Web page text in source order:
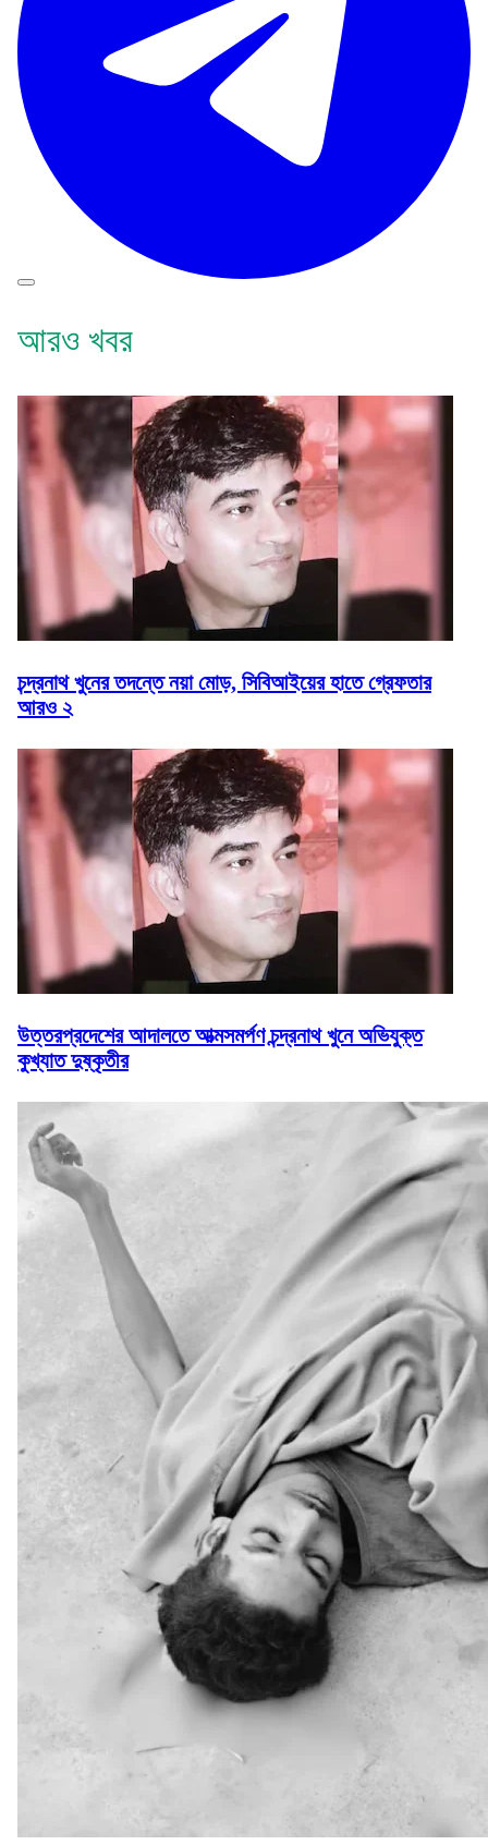
আরও খবর
চন্দ্রনাথ খুনের তদন্তে নয়া মোড়, সিবিআইয়ের হাতে গ্রেফতার
আরও ২
উত্তরপ্রদেশের আদালতে আত্মসমর্পণ চন্দ্রনাথ খুনে অভিযুক্ত
কুখ্যাত দুষ্কৃতীর